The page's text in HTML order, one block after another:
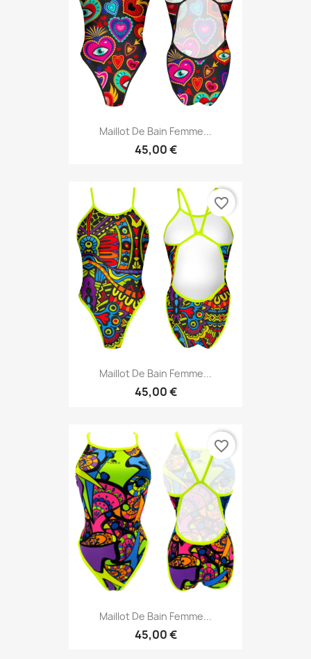
Maillot De Bain Femme...
45,00 €
Maillot De Bain Femme...
45,00 €
favorite_border
Maillot De Bain Femme...
45,00 €
favorite_border